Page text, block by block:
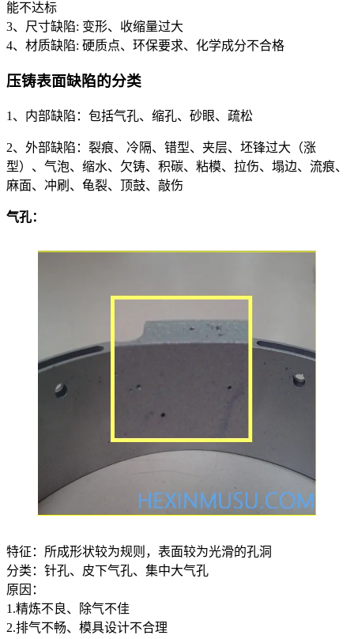
能不达标
3、尺寸缺陷: 变形、收缩量过大
4、材质缺陷: 硬质点、环保要求、化学成分不合格
压铸表面缺陷的分类
1、内部缺陷：包括气孔、缩孔、砂眼、疏松
2、外部缺陷：裂痕、冷隔、错型、夹层、坯锋过大（涨
型）、气泡、缩水、欠铸、积碳、粘模、拉伤、塌边、流痕、
麻面、冲刷、龟裂、顶鼓、敲伤
气孔：
特征：所成形状较为规则，表面较为光滑的孔洞
分类：针孔、皮下气孔、集中大气孔
原因：
1.精炼不良、除气不佳
2.排气不畅、模具设计不合理